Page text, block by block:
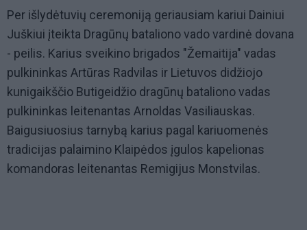
Per išlydėtuvių ceremoniją geriausiam kariui Dainiui
Juškiui įteikta Dragūnų bataliono vado vardinė dovana
- peilis. Karius sveikino brigados "Žemaitija" vadas
pulkininkas Artūras Radvilas ir Lietuvos didžiojo
kunigaikščio Butigeidžio dragūnų bataliono vadas
pulkininkas leitenantas Arnoldas Vasiliauskas.
Baigusiuosius tarnybą karius pagal kariuomenės
tradicijas palaimino Klaipėdos įgulos kapelionas
komandoras leitenantas Remigijus Monstvilas.